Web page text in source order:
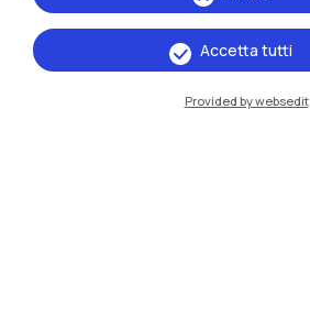
IT EN
Sedi
Milano Leonardo
Accetta tutti
Provided by websedit